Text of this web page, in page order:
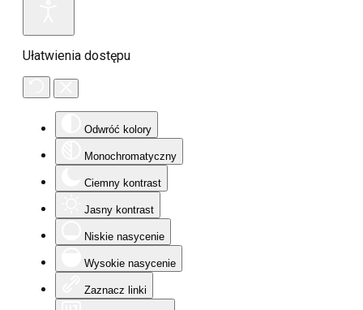
Ułatwienia dostępu
Odwróć kolory
Monochromatyczny
Ciemny kontrast
Jasny kontrast
Niskie nasycenie
Wysokie nasycenie
Zaznacz linki